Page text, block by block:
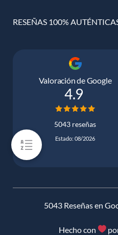
RESEÑAS 100%
Valoración de Google
4.9
5043 reseñas
Estado: 08/2026
5043 Reseñas en
Hecho con